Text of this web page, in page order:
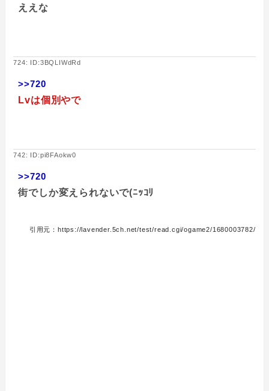
ええな
724: ID:3BQLIWdRd
>>720
Lvは個別やで
742: ID:pi8FAokw0
>>720
街でしか変えられないで(ﾆｯｺﾘ
引用元：https://lavender.5ch.net/test/read.cgi/ogame2/1680003782/